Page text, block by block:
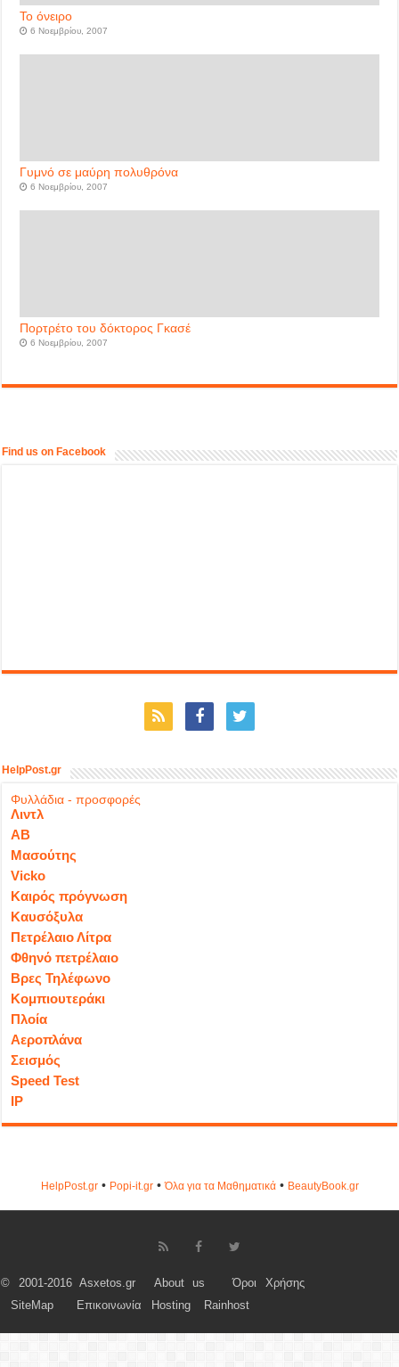
Το όνειρο
6 Νοεμβρίου, 2007
Γυμνό σε μαύρη πολυθρόνα
6 Νοεμβρίου, 2007
Πορτρέτο του δόκτορος Γκασέ
6 Νοεμβρίου, 2007
Find us on Facebook
HelpPost.gr
Φυλλάδια - προσφορές
Λιντλ
ΑΒ
Μασούτης
Vicko
Καιρός πρόγνωση
Καυσόξυλα
Πετρέλαιο Λίτρα
Φθηνό πετρέλαιο
Βρες Τηλέφωνο
Κομπιουτεράκι
Πλοία
Αεροπλάνα
Σεισμός
Speed Test
IP
HelpPost.gr• Popi-it.gr•Όλα για τα Μαθηματικά• ΒeautyΒook.gr
© 2001-2016 Asxetos.gr About us
Όροι Χρήσης
SiteMap
Επικοινωνία Hosting Rainhost